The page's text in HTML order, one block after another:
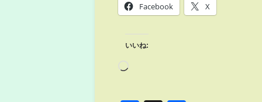
Facebook X
いいね: